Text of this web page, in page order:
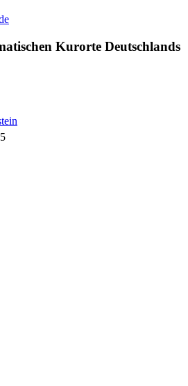
Kurorte Deutschlands